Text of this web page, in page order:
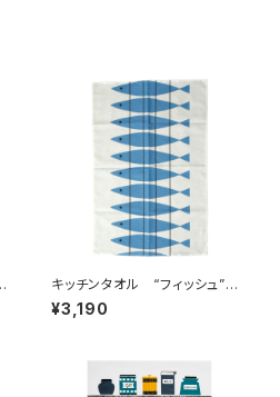
キッチンタオル “フィッシュ”
/ アルメダールス/ALMEDA
HLS by マリアンヌ・ニルソン
¥3,190